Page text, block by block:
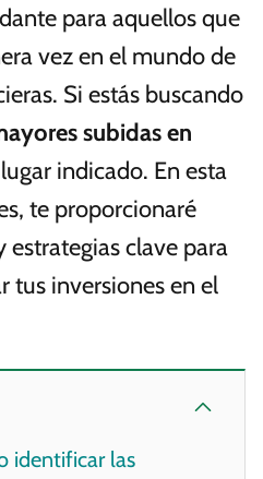
para aquellos que
vez en el mundo de
Si estás buscando
subidas en
indicado. En esta
te proporcionaré
clave para
tus inversiones en el
identificar las